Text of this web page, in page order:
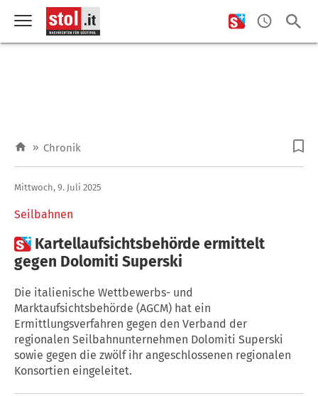
» Chronik
Seilbahnen
Mittwoch, 9. Juli 2025
 Kartellaufsichtsbehörde ermittelt
gegen Dolomiti Superski
Die italienische Wettbewerbs- und
Marktaufsichtsbehörde (AGCM) hat ein
Ermittlungsverfahren gegen den Verband der
regionalen Seilbahnunternehmen Dolomiti Superski
sowie gegen die zwölf ihr angeschlossenen regionalen
Konsortien eingeleitet.